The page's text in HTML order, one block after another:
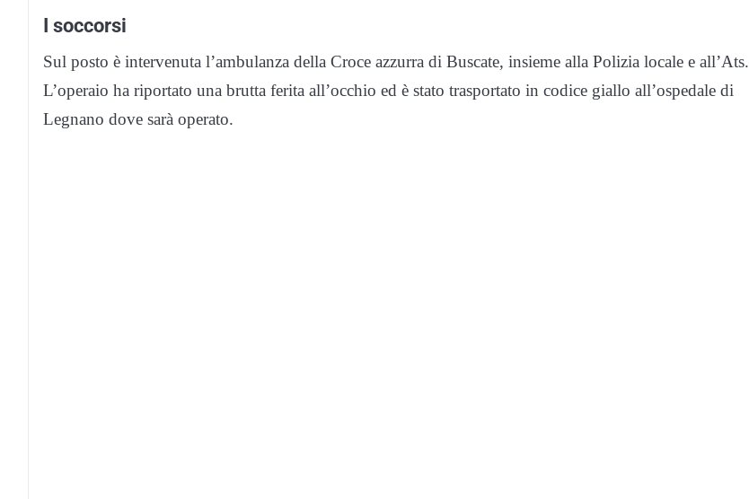
I soccorsi
Sul posto è intervenuta l’ambulanza della Croce azzurra di Buscate, insieme alla Polizia locale e all’Ats.
L’operaio ha riportato una brutta ferita all’occhio ed è stato trasportato in codice giallo all’ospedale di
Legnano dove sarà operato.